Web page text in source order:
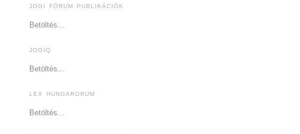
JOGI FÓRUM PUBLIKÁCIÓK
Betöltés...
JOGIQ
Betöltés...
LEX HUNGARORUM
Betöltés...